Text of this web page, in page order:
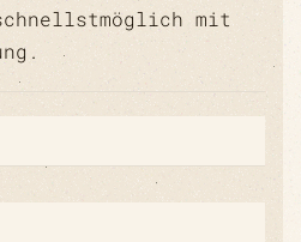
mit